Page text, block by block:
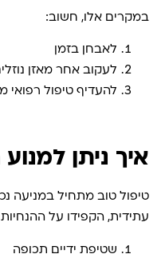
במקרים אלו, חשוב:
לאבחן בזמן
לעקוב אחר מאזן
להעדיף טיפול רפואי
איך ניתן
טיפול טוב מתחיל במניעה
עתידית, הקפידו על
שטיפת ידיים תכופה